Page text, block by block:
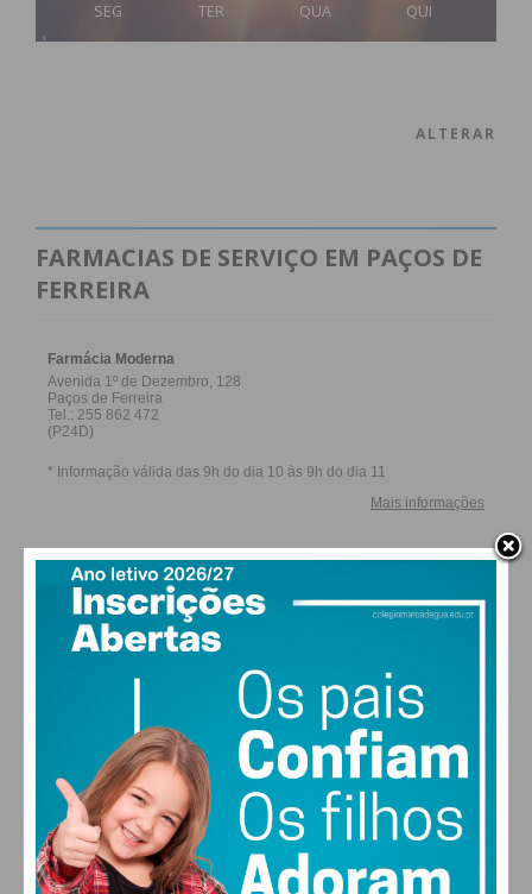
SEG TER QUA QUI
ALTERAR
FARMACIAS DE SERVIÇO EM PAÇOS DE
FERREIRA
27,0k
Followers Subscribers
0
Followers
576
Readers